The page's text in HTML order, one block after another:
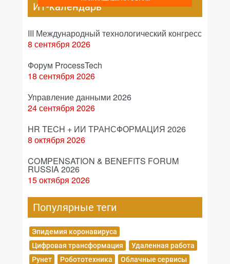
ИТ-календарь
III Международный технологический конгресс
8 сентября 2026
Форум ProcessTech
18 сентября 2026
Управление данными 2026
24 сентября 2026
HR TECH + ИИ ТРАНСФОРМАЦИЯ 2026
8 октября 2026
COMPENSATION & BENEFITS FORUM
RUSSIA 2026
15 октября 2026
Популярные теги
Эпидемия коронавируса
Цифровая трансформация
Удаленная работа
Рунет
Робототехника
Облачные сервисы